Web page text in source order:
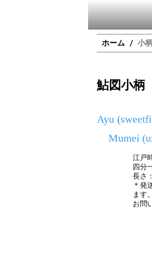
ホーム / 小
鮎図小
Ayu
Mumei
江戸
四分
長さ
＊発
ます。
お問